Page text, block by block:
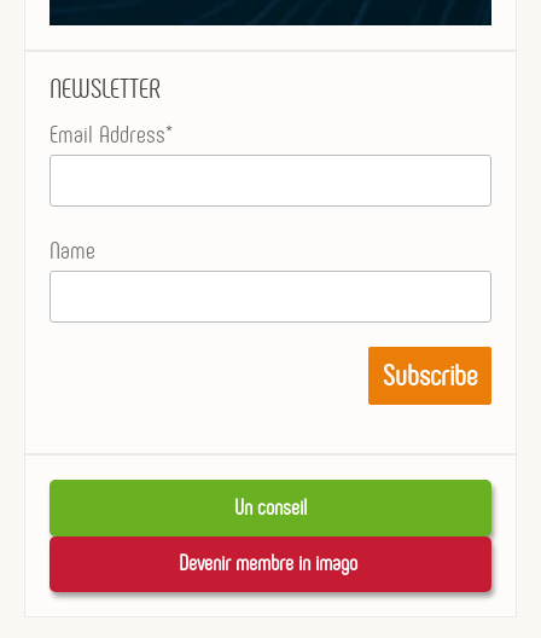
NEWSLETTER
Email Address*
Name
Un conseil
Devenir membre in imago